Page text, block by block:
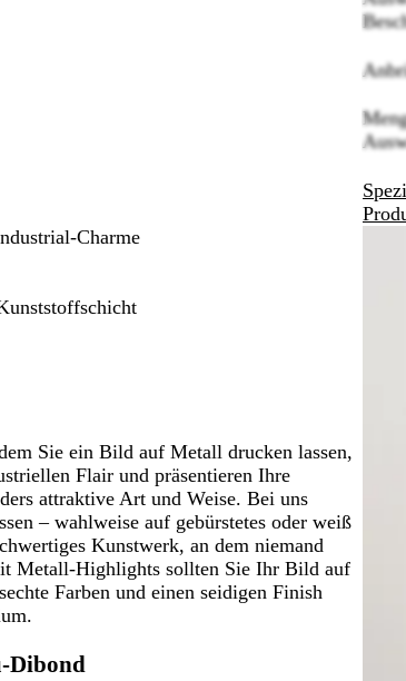
Schwenken.
Charme
Sie ein Bild auf Metall drucken lassen,
Flair und präsentieren Ihre
attraktive Art und Weise. Bei uns
– wahlweise auf gebürstetes oder weiß
Kunstwerk, an dem niemand
Metall-Highlights sollten Sie Ihr Bild auf
Farben und einen seidigen Finish
Dibond